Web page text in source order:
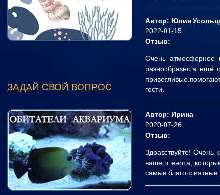
Автор: Юлия
2022-01-15
Отзыв:
Очень атмосферное
разнообразно.а ещё
гости.
Автор: Ирина
2020-07-26
Отзыв:
Здравствуйте! Очень
вашего енота,
самые благоприятные
ЗАДАЙ СВОЙ ВОПРОС